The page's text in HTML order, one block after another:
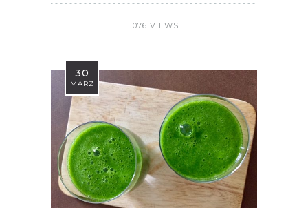
1076 VIEWS
30
MÄRZ